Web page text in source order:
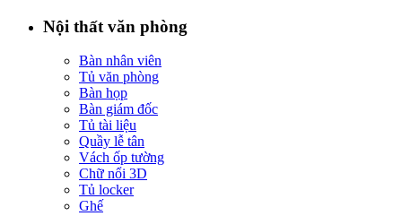
Nội thất văn phòng
Bàn nhân viên
Tủ văn phòng
Bàn họp
Bàn giám đốc
Tủ tài liệu
Quầy lễ tân
Vách ốp tường
Chữ nổi 3D
Tủ locker
Ghế